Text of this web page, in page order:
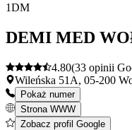
1DM
DEMI MED
4.80(33 opinii
Wileńska 51A, 05-200
Pokaż numer
Strona WWW
Zobacz profil Google